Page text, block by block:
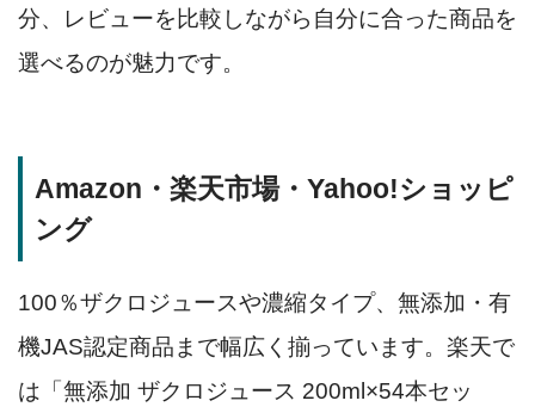
分、レビューを比較しながら自分に合った商品を
選べるのが魅力です。
Amazon・楽天市場・Yahoo!ショッピ
ング
100％ザクロジュースや濃縮タイプ、無添加・有
機JAS認定商品まで幅広く揃っています。楽天で
は「無添加 ザクロジュース 200ml×54本セッ